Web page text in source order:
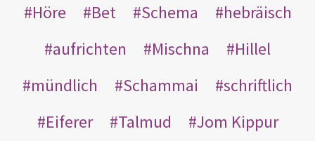
Höre
Bet Schema
hebräisch
aufrichten
Mischna
Hillel
mündlich
Schammai
schriftlich
Eiferer
Talmud
Jom Kippur